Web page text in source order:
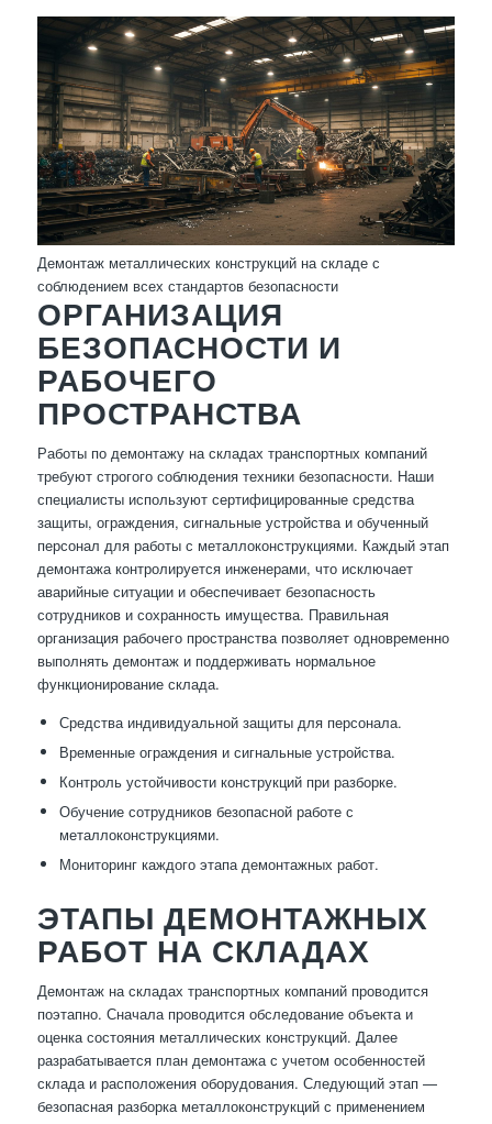
Демонтаж металлических конструкций на складе с
соблюдением всех стандартов безопасности
ОРГАНИЗАЦИЯ
БЕЗОПАСНОСТИ И
РАБОЧЕГО
ПРОСТРАНСТВА
Работы по демонтажу на складах транспортных компаний
требуют строгого соблюдения техники безопасности. Наши
специалисты используют сертифицированные средства
защиты, ограждения, сигнальные устройства и обученный
персонал для работы с металлоконструкциями. Каждый этап
демонтажа контролируется инженерами, что исключает
аварийные ситуации и обеспечивает безопасность
сотрудников и сохранность имущества. Правильная
организация рабочего пространства позволяет одновременно
выполнять демонтаж и поддерживать нормальное
функционирование склада.
Средства индивидуальной защиты для персонала.
Временные ограждения и сигнальные устройства.
Контроль устойчивости конструкций при разборке.
Обучение сотрудников безопасной работе с
металлоконструкциями.
Мониторинг каждого этапа демонтажных работ.
ЭТАПЫ ДЕМОНТАЖНЫХ
РАБОТ НА СКЛАДАХ
Демонтаж на складах транспортных компаний проводится
поэтапно. Сначала проводится обследование объекта и
оценка состояния металлических конструкций. Далее
разрабатывается план демонтажа с учетом особенностей
склада и расположения оборудования. Следующий этап —
безопасная разборка металлоконструкций с применением